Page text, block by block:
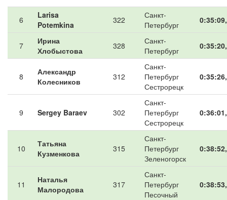
6
Larisa
Potemkina
322
Санкт-
Петербург
7
Ирина
Хлобыстова
328
Санкт-
Петербург
8
Александр
Колесников
312
Санкт-
Петербург
Сестрорецк
9 Sergey Baraev 302
Санкт-
Петербург
Сестрорецк
10
Татьяна
Кузменкова
315
Санкт-
Петербург
Зеленогорск
11
Наталья
Малородова
317
Санкт-
Петербург
Песочный